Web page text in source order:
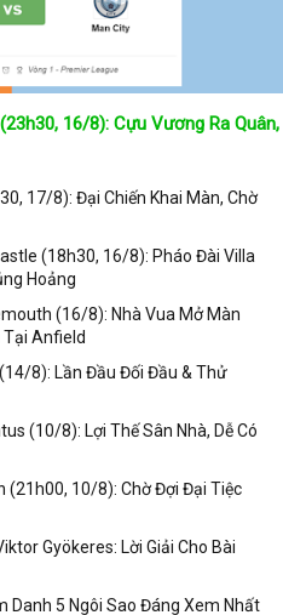
Lịch Thi Đấutại chuyên trang
chính xác nhất nhé!
xác trong toàn bộ các giải
kqbongda.net
sẽ cập nhanh
từng trận đấu bóng đá diễn ra ở
16/8): Cựu Vương Ra Quân,
17/8): Đại Chiến Khai Màn, Chờ
(18h30, 16/8): Pháo Đài Villa
Hoảng
(16/8): Nhà Vua Mở Màn
Tại Anfield
8): Lần Đầu Đối Đầu & Thử
(10/8): Lợi Thế Sân Nhà, Dễ Có
(21h00, 10/8): Chờ Đợi Đại Tiệc
Gyökeres: Lời Giải Cho Bài
Danh 5 Ngôi Sao Đáng Xem Nhất